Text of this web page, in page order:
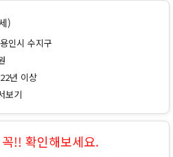
)
인시 수지구
년 이상
보기
!! 확인해보세요.